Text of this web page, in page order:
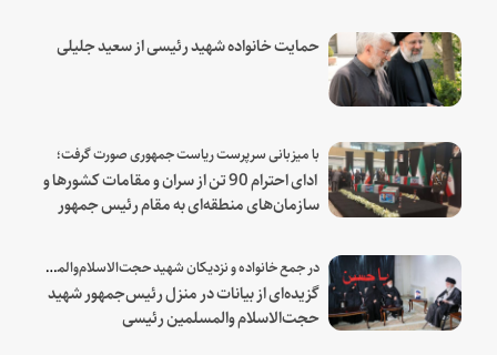
حمایت خانواده شهید رئیسی از سعید جلیلی
با میزبانی سرپرست ریاست جمهوری صورت گرفت؛
ادای احترام 90 تن از سران و مقامات کشورها و
سازمان‌های منطقه‌ای به مقام رئیس جمهور
در جمع خانواده و نزدیکان شهید حجت‌الاسلام‌والمسلمین رئیسی:
گزیده‌ای از بیانات در منزل رئیس‌جمهور شهید
حجت‌الاسلام والمسلمین رئیسی